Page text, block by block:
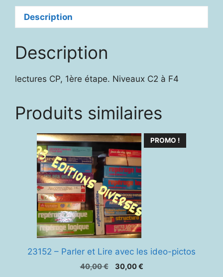
Description
Description
lectures CP, 1ère étape. Niveaux C2 à F4
Produits similaires
PROMO !
23152 – Parler et Lire avec les ideo-pictos
40,00€
Le
30,00€Le